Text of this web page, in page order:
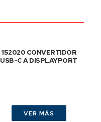
152020 CONVERTIDOR
USB-C A DISPLAYPORT
VER MÁS